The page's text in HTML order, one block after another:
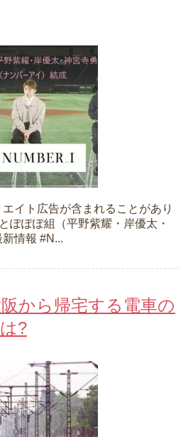
イト広告が含まれることがあり
ぽぽぽ組（平野紫耀・岸優太・
情報 #N...
から帰宅する電車の
?